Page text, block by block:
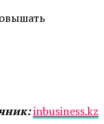
inbusiness.kz